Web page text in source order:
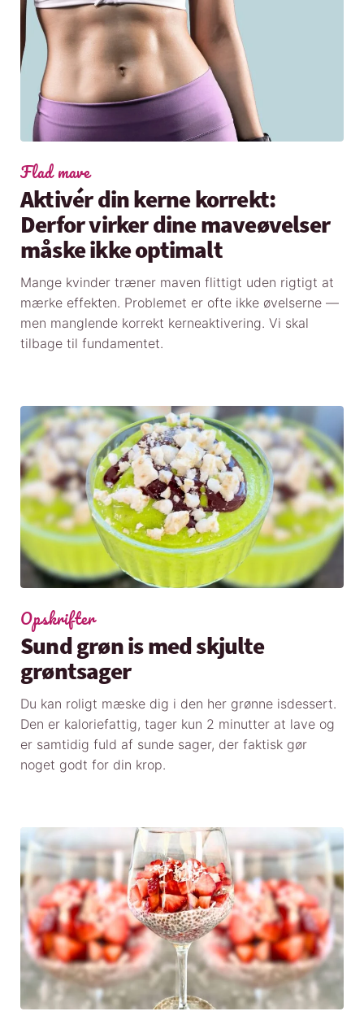
Flad mave
Aktivér din kerne korrekt:
Derfor virker dine maveøvelser
måske ikke optimalt
Mange kvinder træner maven flittigt uden rigtigt at
mærke effekten. Problemet er ofte ikke øvelserne —
men manglende korrekt kerneaktivering. Vi skal
tilbage til fundamentet.
Opskrifter
Sund grøn is med skjulte
grøntsager
Du kan roligt mæske dig i den her grønne isdessert.
Den er kaloriefattig, tager kun 2 minutter at lave og
er samtidig fuld af sunde sager, der faktisk gør
noget godt for din krop.